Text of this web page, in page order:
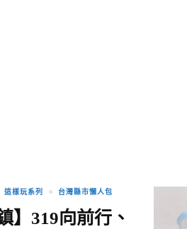
這樣玩系列 台灣縣市懶人包
】319向前行、